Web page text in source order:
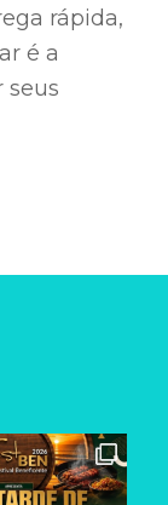
rápida,
é a
seus